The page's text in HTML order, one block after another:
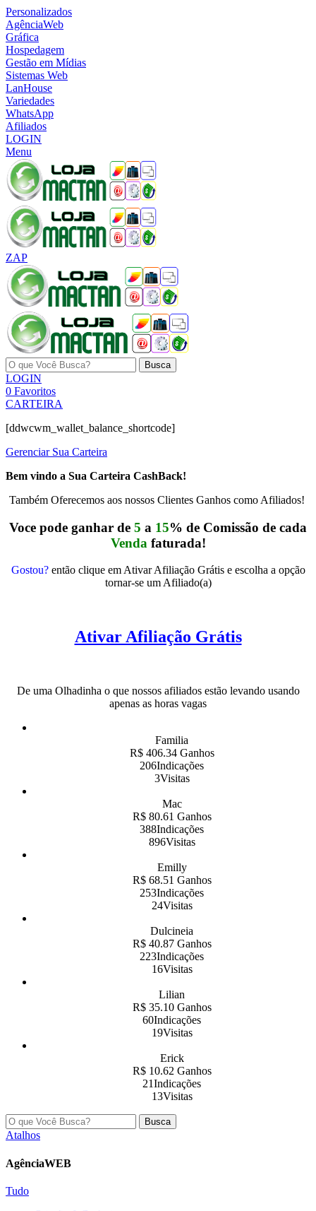
Personalizados
AgênciaWeb
Gráfica
Hospedagem
Gestão em Mídias
Sistemas Web
LanHouse
Variedades
WhatsApp
Afiliados
LOGIN
Menu
ZAP
Busca
LOGIN
0 Favoritos
CARTEIRA
[ddwcwm_wallet_balance_shortcode]
Gerenciar Sua Carteira
Bem vindo a Sua Carteira CashBack!
Também Oferecemos aos nossos Clientes Ganhos como Afiliados!
Voce pode ganhar de 5 a 15% de Comissão de cada
Venda faturada!
Gostou?então clique em Ativar Afiliação Grátis e escolha a opção
tornar-se um Afiliado(a)
Ativar Afiliação Grátis
De uma Olhadinha o que nossos afiliados estão levando usando
apenas as horas vagas
Familia
R$ 406.34 Ganhos
206Indicações
3Visitas
Mac
R$ 80.61 Ganhos
388Indicações
896Visitas
Emilly
R$ 68.51 Ganhos
253Indicações
24Visitas
Dulcineia
R$ 40.87 Ganhos
223Indicações
16Visitas
Lilian
R$ 35.10 Ganhos
60Indicações
19Visitas
Erick
R$ 10.62 Ganhos
21Indicações
13Visitas
Busca
Atalhos
AgênciaWEB
Tudo